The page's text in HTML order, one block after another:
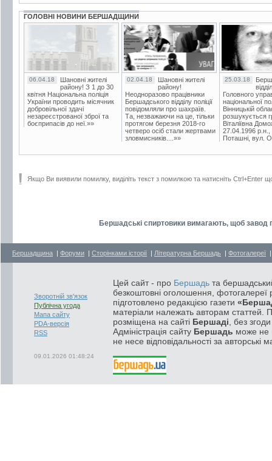
ГОЛОВНІ НОВИНИ БЕРШАДЩИНИ
06.04.18
Шановні жителі
району! З 1 до 30
квітня Національна поліція
України проводить місячник
добровільної здачі
незареєстрованої зброї та
боєприпасів до неї.»»
02.04.18
Шановні жителі
району!
Неодноразово працівники
Бершадського відділу поліції
повідомляли про шахраїв.
Та, незважаючи на це, тільки
протягом березня 2018-го
четверо осіб стали жертвами
зловмисників....»»
25.03.18
Головного
національної
Вінницькій
розшукується
Віталіївна
27.04.1996 р.н.,
Поташні, вул.
Якщо Ви виявили помилку, виділіть текст з помилкою та натисніть Ctrl+Enter
Бершадські спиртовики вимагають, щоб
Бершадщина | Форуми | Сторінками історії | Літературна Бершадь | Фотогалереї
Зворотній зв'язок
Публічна угода
Мапа сайту
PDA-версія
RSS
09.01.2026 01:48:24
Цей сайт - про Бершадь та
безкоштовні оголошення, фотогалереї
підготовлено редакцією газети
матеріали належать авторам статтей.
розміщена на сайті Бершаді , без
Адміністрація сайту Бершадь може не
не несе відповідальності за авторські